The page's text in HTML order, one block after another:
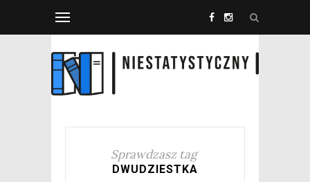
Sprawdzasz tag
DWUDZIESTKA